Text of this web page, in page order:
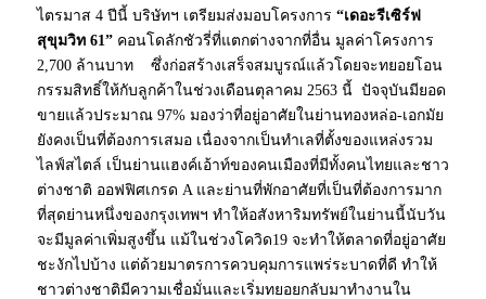
ไตรมาส 4 ปีนี้ บริษัทฯ เตรียมส่งมอบโครงการ “เดอะรีเซิร์ฟ
สุขุมวิท 61” คอนโดลักชัวรี่ที่แตกต่างจากที่อื่น มูลค่าโครงการ
2,700 ล้านบาท ซึ่งก่อสร้างเสร็จสมบูรณ์แล้วโดยจะทยอยโอน
กรรมสิทธิ์ให้กับลูกค้าในช่วงเดือนตุลาคม 2563 นี้ ปัจจุบันมียอด
ขายแล้วประมาณ 97% มองว่าที่อยู่อาศัยในย่านทองหล่อ-เอกมัย
ยังคงเป็นที่ต้องการเสมอ เนื่องจากเป็นทำเลที่ตั้งของแหล่งรวม
ไลฟ์สไตล์ เป็นย่านแฮงค์เอ้าท์ของคนเมืองที่มีทั้งคนไทยและชาว
ต่างชาติ ออฟฟิศเกรด A และย่านที่พักอาศัยที่เป็นที่ต้องการมาก
ที่สุดย่านหนึ่งของกรุงเทพฯ ทำให้อสังหาริมทรัพย์ในย่านนี้นับวัน
จะมีมูลค่าเพิ่มสูงขึ้น แม้ในช่วงโควิด19 จะทำให้ตลาดที่อยู่อาศัย
ชะงักไปบ้าง แต่ด้วยมาตรการควบคุมการแพร่ระบาดที่ดี ทำให้
ชาวต่างชาติมีความเชื่อมั่นและเริ่มทยอยกลับมาทำงานใน